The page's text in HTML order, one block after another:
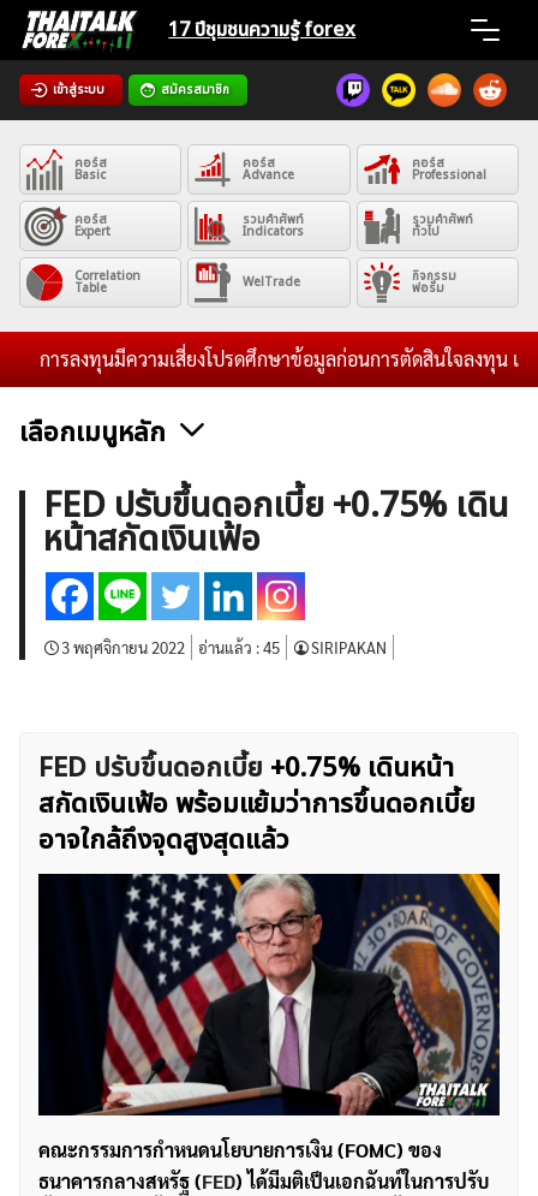
Skip
content
17 ปีชุมชนความรู้ forex
เข้าสู่ระบบ สมัครสมาชิก
Home
News
Articles
VPS Register
ค้นหา
สำหรับ:
คอร์ส
Basic
คอร์ส
Advance
คอร์ส
Professional
คอร์ส
Expert
รวมคำศัพท์
Indicators
รวมคำศัพท์
ทั่วไป
Correlation
Table WelTrade กิจกรรม
ฟอรั่ม
การลงทุนมีความเสี่ยงโปรดศึกษาข้อมูลก่อนการตัดสินใจลงทุน และ
เลือกเมนูหลัก
ข่าวฟอเร็กซ์และสกุลเงิน คริปโตเคอร์เรนซี
ฟรีซิกแนล รายวัน
บทวิเคราะห์
เศรษฐกิจทั่วไป
สินค้าโภคภัณฑ์
โบรกเกอร์ FX
โปรโมชั่น Forex
กองทุน Forex
ฟรี EA
FED ปรับขึ้นดอกเบี้ย +0.75% เดิน
หน้าสกัดเงินเฟ้อ
3 พฤศจิกายน 2022 อ่านแล้ว :45 SIRIPAKAN
FED ปรับขึ้นดอกเบี้ย +0.75% เดินหน้า
สกัดเงินเฟ้อ พร้อมแย้มว่าการขึ้นดอกเบี้ย
อาจใกล้ถึงจุดสูงสุดแล้ว
คณะกรรมการกำหนดนโยบายการเงิน (FOMC) ของ
ธนาคารกลางสหรัฐ (FED) ได้มีมติเป็นเอกฉันท์ในการปรับ